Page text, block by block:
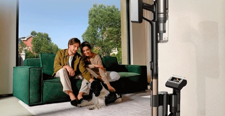
Подписаться
Нажимая кнопку подписаться, вы соглашаетесь
сПравилами рассылокиПолитикой конфиденциальности
Читайте нас в соц. сетях